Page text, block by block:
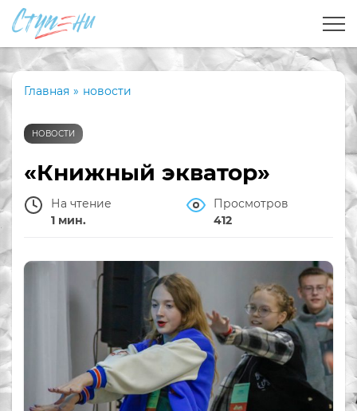
Главная » новости
НОВОСТИ
«Книжный экватор»
На чтение
1 мин.
Просмотров
412